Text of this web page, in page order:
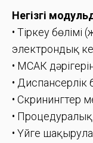
Негізгі
• Тіркеу бөлімі
электрондық
• МСАК
• Диспансерлік
• Скринингтер
•
• Үйге